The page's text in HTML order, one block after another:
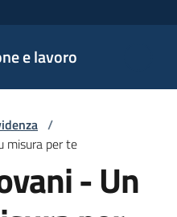
e lavoro
/
misura per te
- Un